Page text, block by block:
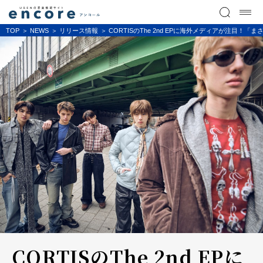
TOP NEWS リリース情報 CORTISのThe 2nd EPに海外メディアが注目！「ま
CORTISのThe 2nd EPに